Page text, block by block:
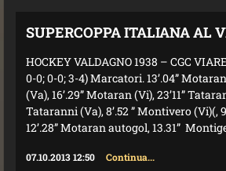
SUPERCOPPA ITALIANA AL
HOCKEY VALDAGNO 1938 – CGC
0-0; 0-0; 3-4) Marcatori. 13’.04”
(Va), 16’.29” Motaran (Vi), 23’11”
Tataranni (Va), 8’.52 ” Montivero (Vi)(,
12’.28” Motaran autogol, 13.31”
07.10.2013 12:50 Continua...